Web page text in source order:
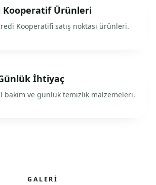
Kooperatif Ürünleri
Kooperatifi satış noktası ürünleri.
İhtiyaç
bakım ve günlük temizlik malzemeleri.
GALERI